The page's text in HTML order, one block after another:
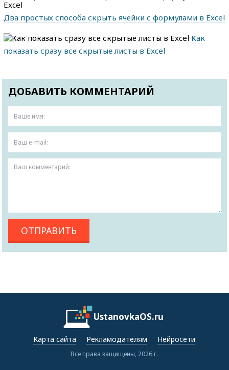
Два простых способа скрыть ячейки с формулами в Excel
Как
показать сразу все скрытые листы в Excel
ДОБАВИТЬ КОММЕНТАРИЙ
UstanovkaOS.ru
Карта сайта Рекламодателям Нейросети
Все права защищены, 2026 г.